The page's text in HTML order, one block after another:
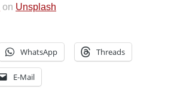
on Unsplash
WhatsApp Threads
E-Mail